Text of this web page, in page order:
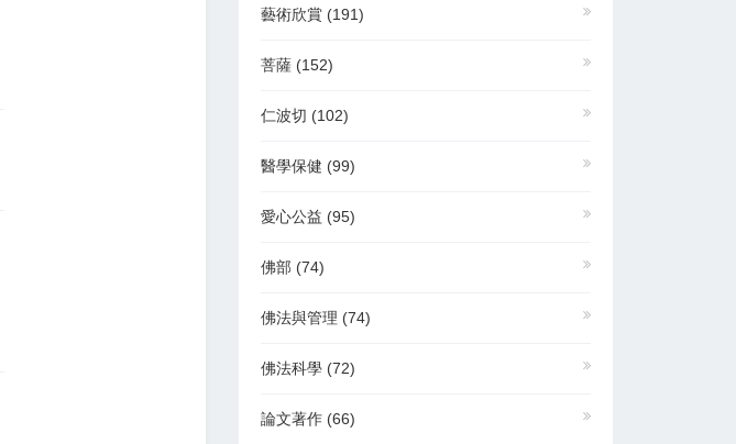
藝術欣賞 (191)
菩薩 (152)
仁波切 (102)
醫學保健 (99)
愛心公益 (95)
佛部 (74)
佛法與管理 (74)
佛法科學 (72)
論文著作 (66)